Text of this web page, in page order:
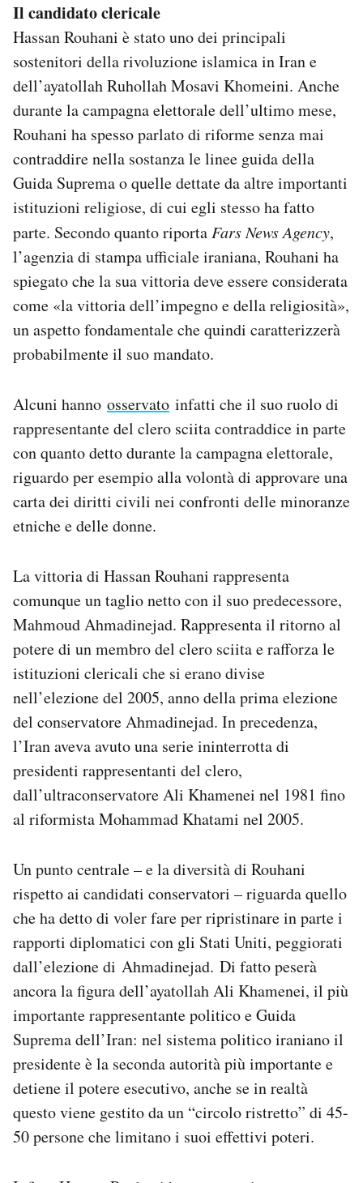
Il candidato clericale
Hassan Rouhani è stato uno dei principali
sostenitori della rivoluzione islamica in Iran e
dell’ayatollah Ruhollah Mosavi Khomeini. Anche
durante la campagna elettorale dell’ultimo mese,
Rouhani ha spesso parlato di riforme senza mai
contraddire nella sostanza le linee guida della
Guida Suprema o quelle dettate da altre importanti
istituzioni religiose, di cui egli stesso ha fatto
parte. Secondo quanto riporta Fars News Agency,
l’agenzia di stampa ufficiale iraniana, Rouhani ha
spiegato che la sua vittoria deve essere considerata
come «la vittoria dell’impegno e della religiosità»,
un aspetto fondamentale che quindi caratterizzerà
probabilmente il suo mandato.
Alcuni hanno osservato infatti che il suo ruolo di
rappresentante del clero sciita contraddice in parte
con quanto detto durante la campagna elettorale,
riguardo per esempio alla volontà di approvare una
carta dei diritti civili nei confronti delle minoranze
etniche e delle donne.
La vittoria di Hassan Rouhani rappresenta
comunque un taglio netto con il suo predecessore,
Mahmoud Ahmadinejad. Rappresenta il ritorno al
potere di un membro del clero sciita e rafforza le
istituzioni clericali che si erano divise
nell’elezione del 2005, anno della prima elezione
del conservatore Ahmadinejad. In precedenza,
l’Iran aveva avuto una serie ininterrotta di
presidenti rappresentanti del clero,
dall’ultraconservatore Ali Khamenei nel 1981 fino
al riformista Mohammad Khatami nel 2005.
Un punto centrale – e la diversità di Rouhani
rispetto ai candidati conservatori – riguarda quello
che ha detto di voler fare per ripristinare in parte i
rapporti diplomatici con gli Stati Uniti, peggiorati
dall’elezione di Ahmadinejad. Di fatto peserà
ancora la figura dell’ayatollah Ali Khamenei, il più
importante rappresentante politico e Guida
Suprema dell’Iran: nel sistema politico iraniano il
presidente è la seconda autorità più importante e
detiene il potere esecutivo, anche se in realtà
questo viene gestito da un “circolo ristretto” di 45-
50 persone che limitano i suoi effettivi poteri.